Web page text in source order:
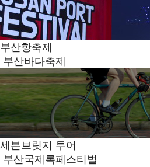
부산항축제
부산바다축제
세븐브릿지 투어
부산국제록페스티벌